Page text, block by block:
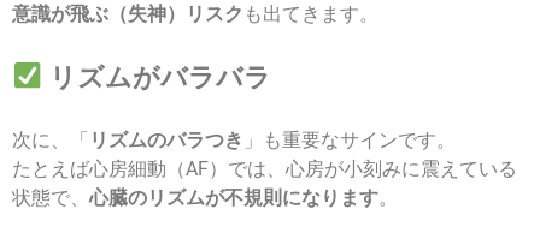
意識が飛ぶ（失神）リスク も出てきます。
リズムがバラバラ
次に、「 リズムのバラつき 」も重要なサインです。
たとえば心房細動（AF）では、心房が小刻みに震えている
状態で、心臓のリズムが不規則になります。